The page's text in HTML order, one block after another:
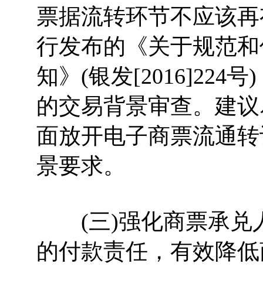
票据流转环节不应该
行发布的《关于规范
知》(银发[2016]224号
的交易背景审查。建
面放开电子商票流通
景要求。
(三)强化商票承兑
的付款责任，有效降